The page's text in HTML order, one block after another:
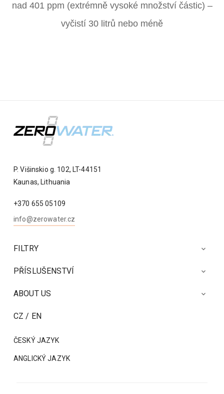
nad 401 ppm (extrémně vysoké množství částic) –
vyčistí 30 litrů nebo méně
P. Višinskio g. 102, LT-44151
Kaunas, Lithuania
+370 655 05109
info@zerowater.cz
FILTRY 
PŘÍSLUŠENSTVÍ 
ABOUT US 
CZ / EN
ČESKÝ JAZYK
ANGLICKÝ JAZYK